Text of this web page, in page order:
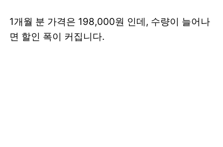
1개월 분 가격은 198,000원 인데, 수량이 늘어나
면 할인 폭이 커집니다.